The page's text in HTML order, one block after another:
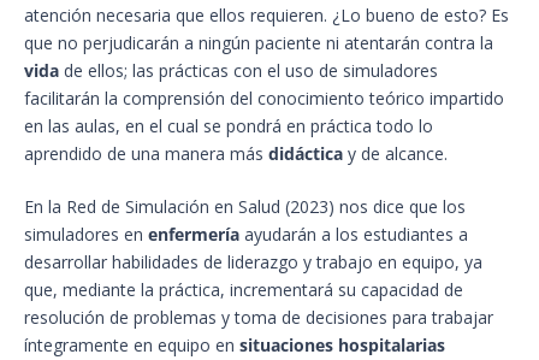
atención necesaria que ellos requieren. ¿Lo bueno de esto? Es
que no perjudicarán a ningún paciente ni atentarán contra la
vida de ellos; las prácticas con el uso de simuladores
facilitarán la comprensión del conocimiento teórico impartido
en las aulas, en el cual se pondrá en práctica todo lo
aprendido de una manera más didáctica y de alcance.
En la Red de Simulación en Salud (2023) nos dice que los
simuladores en enfermería ayudarán a los estudiantes a
desarrollar habilidades de liderazgo y trabajo en equipo, ya
que, mediante la práctica, incrementará su capacidad de
resolución de problemas y toma de decisiones para trabajar
íntegramente en equipo en situaciones hospitalarias